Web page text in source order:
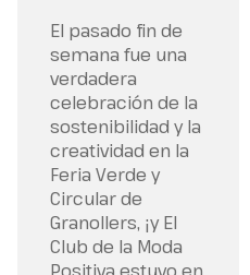
El pasado fin de
semana fue una
verdadera
celebración de la
sostenibilidad y la
creatividad en la
Feria Verde y
Circular de
Granollers, ¡y El
Club de la Moda
Positiva estuvo en